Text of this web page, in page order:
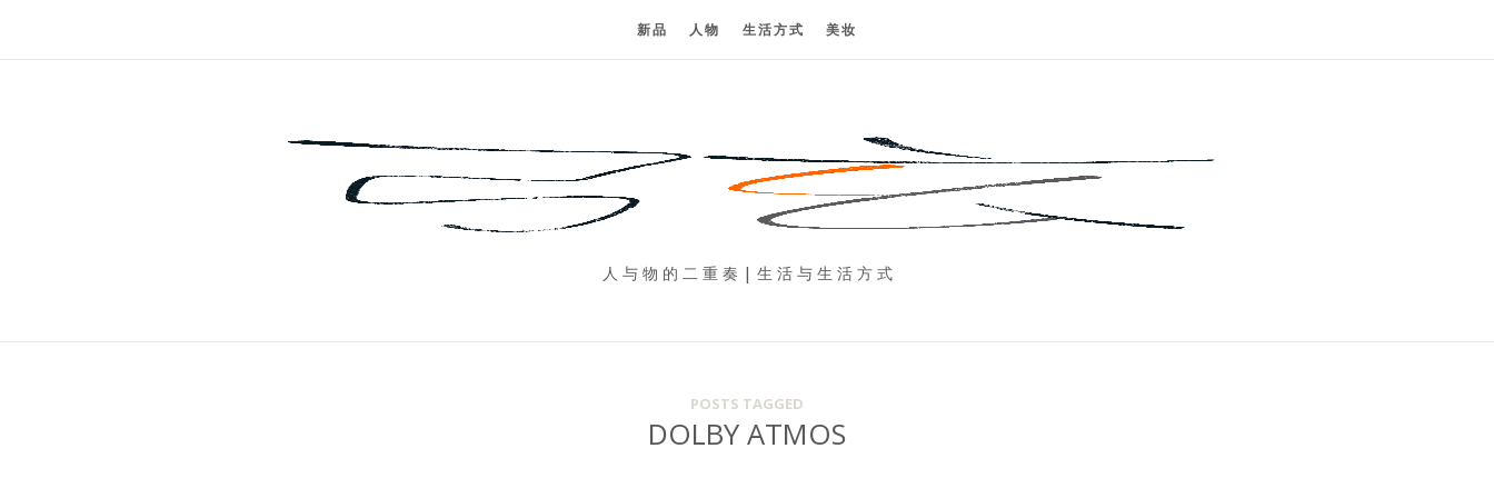
新品 人物 生活方式 美妆
人 与 物 的 二 重 奏 | 生 活 与 生 活 方 式
POSTS TAGGED
DOLBY ATMOS